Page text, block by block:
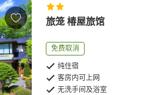
旅笼 椿屋旅馆
免费取消
纯住宿
客房内可上网
无洗手间及浴室